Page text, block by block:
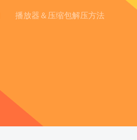
播放器＆压缩包解压方法